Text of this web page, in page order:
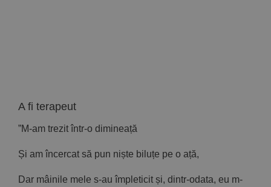
A fi terapeut
”M-am trezit într-o dimineață
Și am încercat să pun niște biluțe pe o ață,
Dar mâinile mele s-au împleticit și, dintr-odata, eu m-